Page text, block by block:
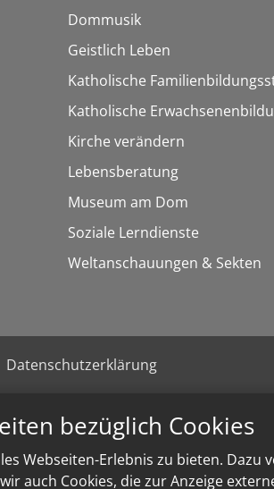
bezüglich Cookies
Webseiten-Erlebnis zu bieten.
auch Cookies, die zur Anzeige
Dommusik
Geistlich Leben
Katholische
Katholische
Kirche verändern
Lebensberatung
Museum am Dom
Soziale Lerndienste
Weltanschauungen & Sekten
Datenschutzerklärung